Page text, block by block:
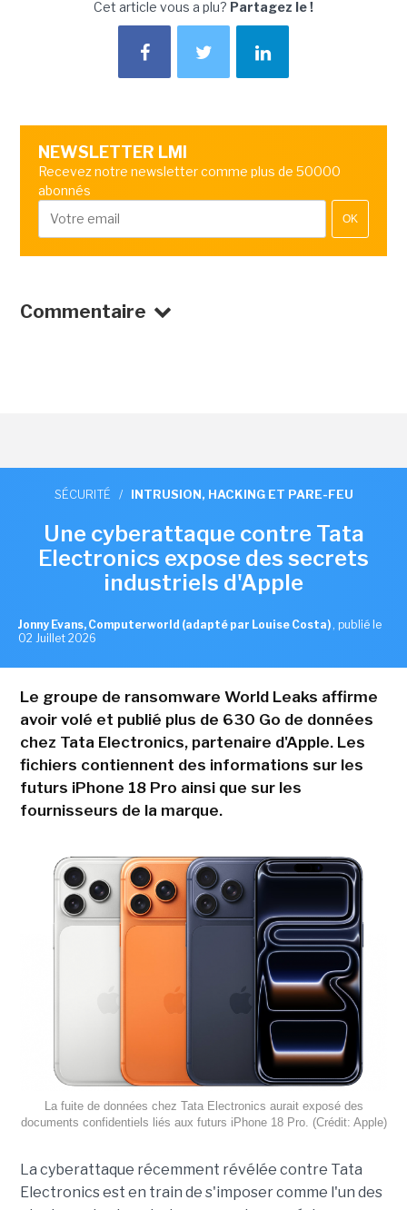
Cet article vous a plu? Partagez le !
NEWSLETTER LMI
Recevez notre newsletter comme plus de 50000
abonnés
OK
Commentaire
SÉCURITÉ / INTRUSION, HACKING ET PARE-FEU
Une cyberattaque contre Tata
Electronics expose des secrets
industriels d'Apple
Jonny Evans, Computerworld (adapté par Louise Costa) , publié le
02 Juillet 2026
Le groupe de ransomware World Leaks affirme
avoir volé et publié plus de 630 Go de données
chez Tata Electronics, partenaire d'Apple. Les
fichiers contiennent des informations sur les
futurs iPhone 18 Pro ainsi que sur les
fournisseurs de la marque.
La fuite de données chez Tata Electronics aurait exposé des
documents confidentiels liés aux futurs iPhone 18 Pro. (Crédit: Apple)
La cyberattaque récemment révélée contre Tata
Electronics est en train de s'imposer comme l'un des